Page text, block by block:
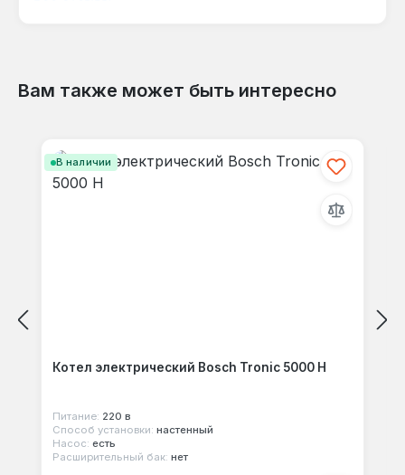
Вам также может быть интересно
В наличии
Котел электрический Bosch Tronic 5000 H
Питание: 220 в
Способ установки: настенный
Насос: есть
Расширительный бак: нет